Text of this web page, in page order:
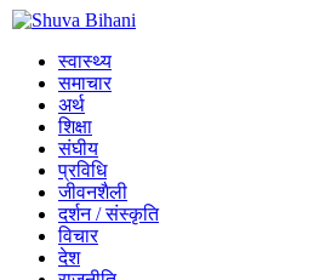
स्वास्थ्य
समाचार
अर्थ
शिक्षा
संघीय
प्रविधि
जीवनशैली
दर्शन / संस्कृति
विचार
देश